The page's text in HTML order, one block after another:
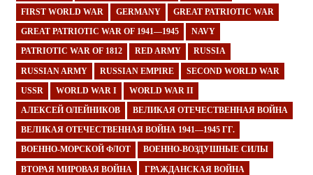
FIRST WORLD WAR GERMANY GREAT PATRIOTIC WAR
GREAT PATRIOTIC WAR OF 1941—1945 NAVY
PATRIOTIC WAR OF 1812 RED ARMY RUSSIA
RUSSIAN ARMY RUSSIAN EMPIRE SECOND WORLD WAR
USSR WORLD WAR I WORLD WAR II
АЛЕКСЕЙ ОЛЕЙНИКОВ ВЕЛИКАЯ ОТЕЧЕСТВЕННАЯ ВОЙНА
ВЕЛИКАЯ ОТЕЧЕСТВЕННАЯ ВОЙНА 1941—1945 ГГ.
ВОЕННО-МОРСКОЙ ФЛОТ ВОЕННО-ВОЗДУШНЫЕ СИЛЫ
ВТОРАЯ МИРОВАЯ ВОЙНА ГРАЖДАНСКАЯ ВОЙНА